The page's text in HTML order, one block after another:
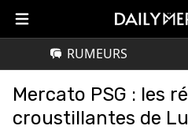
RUMEURS
Mercato PSG : les
croustillantes de